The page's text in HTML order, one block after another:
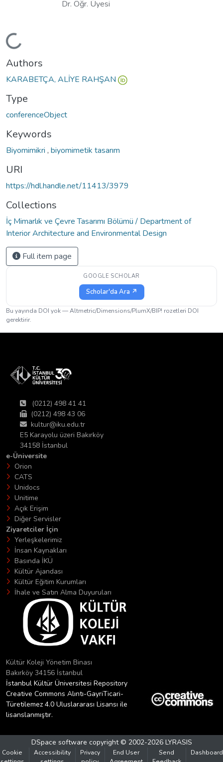
Loading...
Dr. Öğr. Üyesi
Authors
KARABETÇA, ALİYE RAHŞAN
Type
conferenceObject
Keywords
Biyomimikri , biyomimetik tasarım
URI
https://hdl.handle.net/11413/3979
Collections
İç Mimarlık ve Çevre Tasarımı Bölümü / Department of
Interior Architecture and Environmental Design
Full item page
GOOGLE SCHOLAR
Scholar'da Ara ↗
Bu yayında DOI yok — Altmetric/Dimensions/PlumX/BIP! rozetleri DOI
gerektirir.
(0212) 498 41 41
(0212) 498 43 06
kultur@iku.edu.tr
E5 Karayolu üzeri Bakırköy
34158 İstanbul
e-Üniversite
Orion
CATS
Unidocs
Unitime
Açık Erişim
Diğer Servisler
Ziyaretciler İçin
Yerleşkelerimiz
İnsan Kaynakları
Basında İKÜ
Kültür Ajandası
Kültür Eğitim Kurumları
İhale ve Satın Alma Duyuruları
Kültür Koleji Yönetim Binası
Bakırköy 34156 İstanbul
İstanbul Kültür Üniversitesi Repository
Creative Commons Alıntı-GayriTicari-
Türetilemez 4.0 Uluslararası Lisansı ile
lisanslanmıştır.
DSpace software copyright © 2002-2026 LYRASIS
Cookie
Accessibility
Privacy
End User
Send
Dashboard